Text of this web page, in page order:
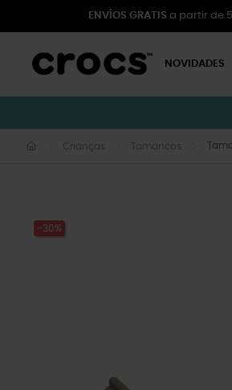
ENVÍOS GRATIS a partir de
NOVIDADES
Crianças Tamancos
-30%